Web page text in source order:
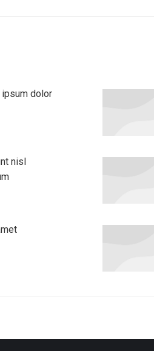
dolor
nisl